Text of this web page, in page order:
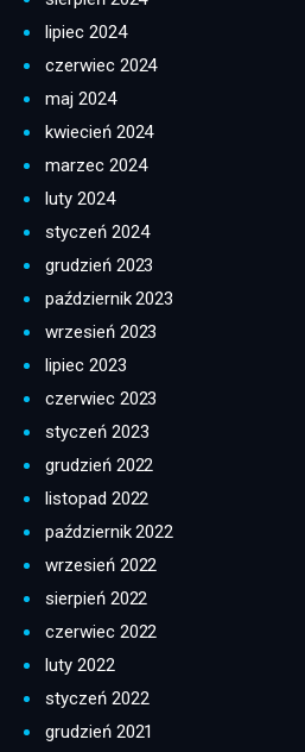
lipiec 2024
czerwiec 2024
maj 2024
kwiecień 2024
marzec 2024
luty 2024
styczeń 2024
grudzień 2023
październik 2023
wrzesień 2023
lipiec 2023
czerwiec 2023
styczeń 2023
grudzień 2022
listopad 2022
październik 2022
wrzesień 2022
sierpień 2022
czerwiec 2022
luty 2022
styczeń 2022
grudzień 2021